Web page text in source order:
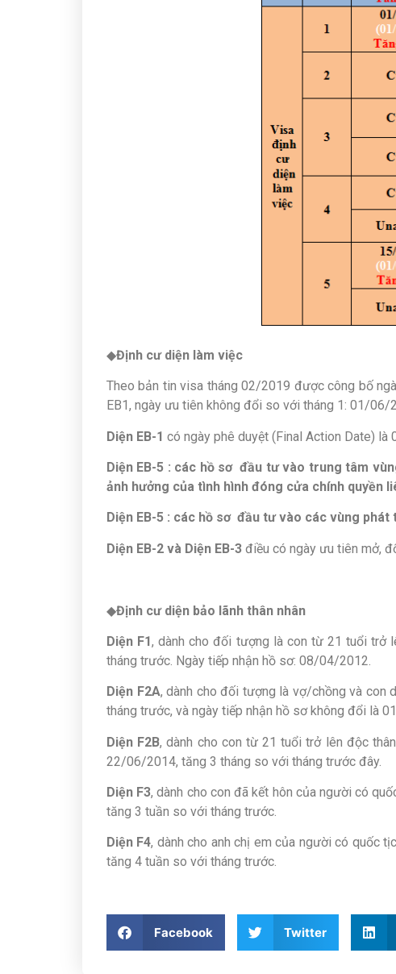
◆Định cư diện làm việc
Theo bản tin visa tháng 02/2019 được công bố
EB1, ngày ưu tiên không đổi so với tháng 1: 01/06/
Diện EB-1 có ngày phê duyệt (Final Action Date)
Diện EB-5 : các hồ sơ đầu tư vào trung tâm
ảnh hưởng của tình hình đóng cửa chính quyền
Diện EB-5 : các hồ sơ đầu tư vào các vùng phát
Diện EB-2 và Diện EB-3 điều có ngày ưu tiên mở,
◆Định cư diện bảo lãnh thân nhân
Diện F1, dành cho đối tượng là con từ 21 tuổi trở
tháng trước. Ngày tiếp nhận hồ sơ: 08/04/2012.
Diện F2A, dành cho đối tượng là vợ/chồng và con
tháng trước, và ngày tiếp nhận hồ sơ không đổi là
Diện F2B, dành cho con từ 21 tuổi trở lên độc
22/06/2014, tăng 3 tháng so với tháng trước đây.
Diện F3, dành cho con đã kết hôn của người có
tăng 3 tuần so với tháng trước.
Diện F4, dành cho anh chị em của người có quốc
tăng 4 tuần so với tháng trước.
Facebook Twitter